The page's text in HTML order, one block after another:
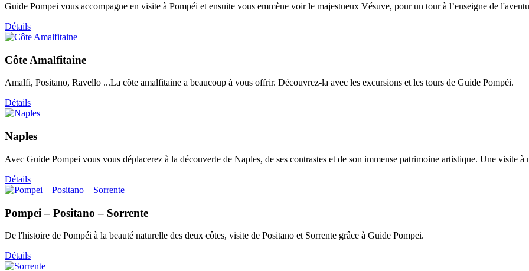
Guide Pompei vous accompagne en visite à Pompéi et ensuite vous emmène voir le majestueux Vésuve, pour un tour à l’enseigne de
Détails
Côte Amalfitaine
Amalfi, Positano, Ravello ...La côte amalfitaine a beaucoup à vous offrir. Découvrez-la avec les excursions et les tours de Guide Pompéi.
Détails
Naples
Avec Guide Pompei vous vous déplacerez à la découverte de Naples, de ses contrastes et de son immense patrimoine artistique. Une visite à
Détails
Pompei – Positano – Sorrente
De l'histoire de Pompéi à la beauté naturelle des deux côtes, visite de Positano et Sorrente grâce à Guide Pompei.
Détails